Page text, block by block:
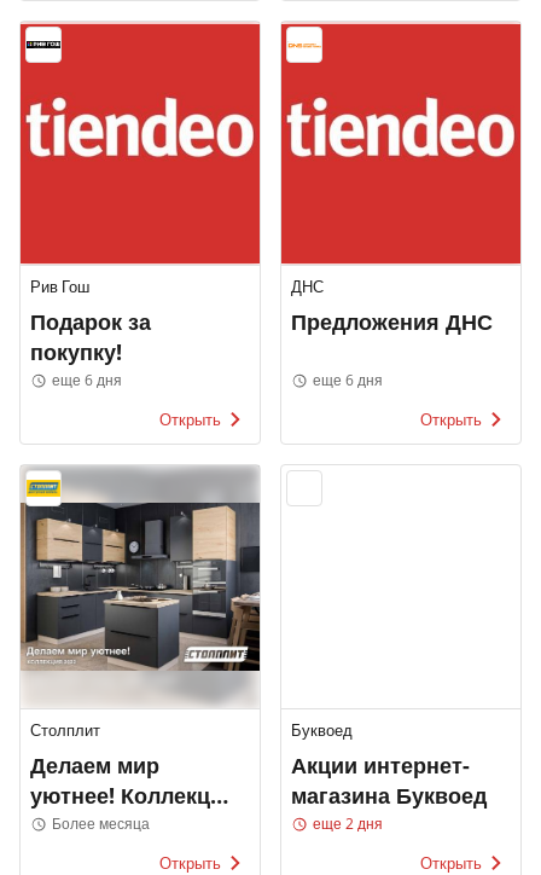
Рив Гош
Подарок за
покупку!
еще 6 дня
Открыть
ДНС
Предложения ДНС
еще 6 дня
Открыть
Столплит
Делаем мир
уютнее! Коллекция
2022Более месяца
Открыть
Буквоед
Акции интернет-
магазина Буквоед
еще 2 дня
Открыть